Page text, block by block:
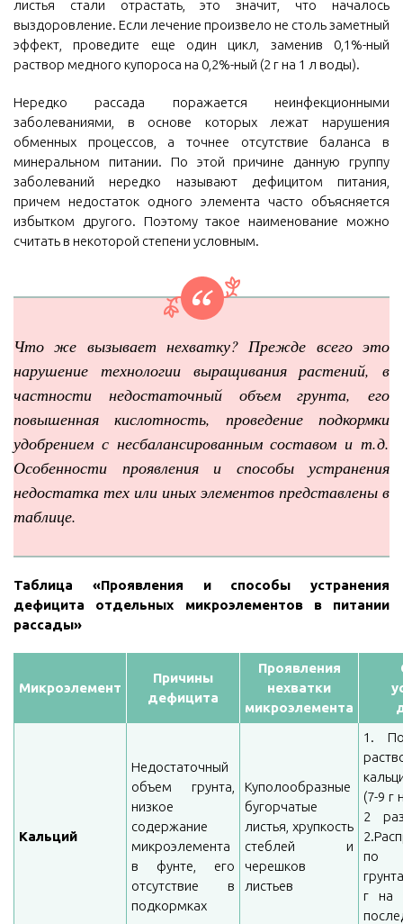
листья стали отрастать, это значит, что началось
выздоровление. Если лечение произвело не столь заметный
эффект, проведите еще один цикл, заменив 0,1%-ный
раствор медного купороса на 0,2%-ный (2 г на 1 л воды).
Нередко рассада поражается неинфекционными
заболеваниями, в основе которых лежат нарушения
обменных процессов, а точнее отсутствие баланса в
минеральном питании. По этой причине данную группу
заболеваний нередко называют дефицитом питания,
причем недостаток одного элемента часто объясняется
избытком другого. Поэтому такое наименование можно
считать в некоторой степени условным.
Что же вызывает нехватку? Прежде всего это
нарушение технологии выращивания растений, в
частности недостаточный объем грунта, его
повышенная кислотность, проведение подкормки
удобрением с несбалансированным составом и т.д.
Особенности проявления и способы устранения
недостатка тех или иных элементов представлены в
таблице.
Таблица «Проявления и способы устранения
дефицита отдельных микроэлементов в питании
рассады»
Микроэлемент
Причины
дефицита
Проявления
нехватки
микроэлемента
Кальций
Недостаточный
объем грунта,
низкое
содержание
микроэлемента
в фунте, его
отсутствие в
подкормках
Куполообразные
бугорчатые
листья, хрупкость
стеблей и
черешков
листьев
1.
(7-9 г
2
по
г на